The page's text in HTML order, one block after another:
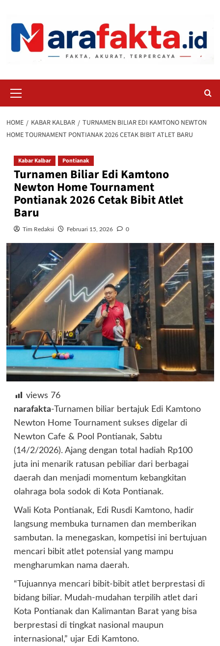
content
Menu
HOME KABAR KALBAR
TURNAMEN BILIAR EDI KAMTONO NEWTON
HOME TOURNAMENT PONTIANAK 2026 CETAK BIBIT ATLET BARU
Kabar Kalbar Pontianak
Turnamen Biliar Edi Kamtono
Newton Home Tournament
Pontianak 2026 Cetak Bibit Atlet
Baru
Tim Redaksi Februari 15, 2026 0
views 76
narafakta-Turnamen biliar bertajuk Edi Kamtono
Newton Home Tournament sukses digelar di
Newton Cafe & Pool Pontianak, Sabtu
(14/2/2026). Ajang dengan total hadiah Rp100
juta ini menarik ratusan pebiliar dari berbagai
daerah dan menjadi momentum kebangkitan
olahraga bola sodok di Kota Pontianak.
Wali Kota Pontianak, Edi Rusdi Kamtono, hadir
langsung membuka turnamen dan memberikan
sambutan. Ia menegaskan, kompetisi ini bertujuan
mencari bibit atlet potensial yang mampu
mengharumkan nama daerah.
“Tujuannya mencari bibit-bibit atlet berprestasi di
bidang biliar. Mudah-mudahan terpilih atlet dari
Kota Pontianak dan Kalimantan Barat yang bisa
berprestasi di tingkat nasional maupun
internasional,” ujar Edi Kamtono.